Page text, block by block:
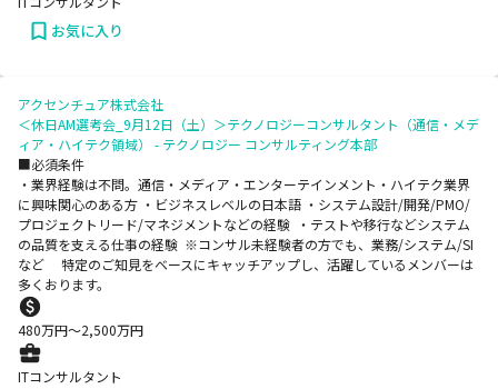
お気に入り
アクセンチュア株式会社
＜休日AM選考会_9月12日（土）＞テクノロジーコンサルタント（通信・メデ
ィア・ハイテク領域） - テクノロジー コンサルティング本部
■必須条件
・業界経験は不問。通信・メディア・エンターテインメント・ハイテク業界
に興味関心のある方 ・ビジネスレベルの日本語 ・システム設計/開発/PMO/
プロジェクトリード/マネジメントなどの経験 ・テストや移行などシステム
の品質を支える仕事の経験 ※コンサル未経験者の方でも、業務/システム/SI
など 特定のご知見をベースにキャッチアップし、活躍しているメンバーは
多くおります。
480万円〜2,500万円
ITコンサルタント